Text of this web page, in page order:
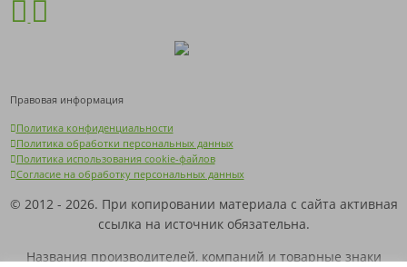
Правовая информация
Политика конфиденциальности
Политика обработки персональных данных
Политика использования cookie-файлов
Согласие на обработку персональных данных
© 2012 - 2026. При копировании материала с сайта активная
ссылка на источник обязательна.
Названия производителей, компаний и товарные знаки